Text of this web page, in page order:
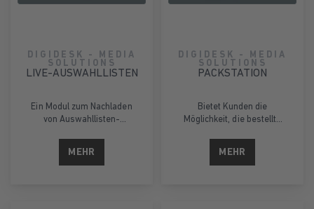
DIGIDESK - MEDIA
SOLUTIONS
LIVE-AUSWAHLLISTEN
Ein Modul zum Nachladen
von Auswahllisten-
MEHR
DIGIDESK - MEDIA
SOLUTIONS
PACKSTATION
Bietet Kunden die
Möglichkeit, die bestellte
schicken.
MEHR